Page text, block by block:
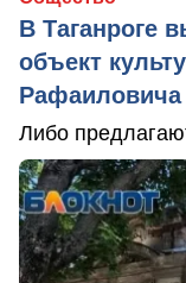
В Таганроге
объект
Рафаиловича
Либо